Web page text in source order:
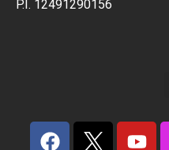
P.I. 12491290156